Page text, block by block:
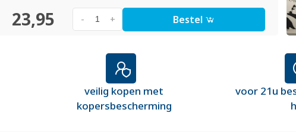
23,95 +
- Bestel
veilig kopen met
kopersbescherming
voor 21u